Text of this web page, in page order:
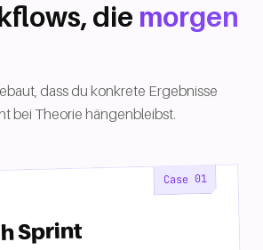
die morgen
dass du konkrete Ergebnisse
bei Theorie hängenbleibst.
Case 01
Sprint